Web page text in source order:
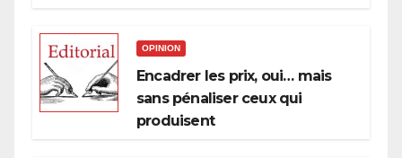
OPINION
Encadrer les prix, oui… mais
sans pénaliser ceux qui
produisent